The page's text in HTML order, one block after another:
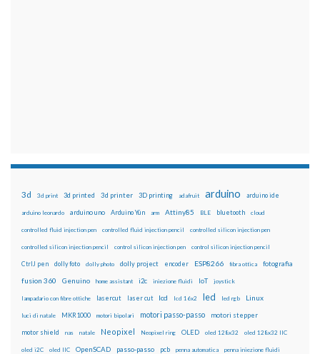
3d 3d print 3d printed 3d printer 3D printing adafruit arduino arduino ide
arduino leonardo arduino uno Arduino Yún arm Attiny85 BLE bluetooth cloud
controlled fluid injection pen controlled fluid injection pencil controlled silicon injection pen
controlled silicon injection pencil control silicon injection pen control silicon injection pencil
CtrlJ pen dolly foto dolly photo dolly project encoder ESP8266 fibra ottica fotografia
fusion 360 Genuino home assistant i2c iniezione fluidi IoT joystick
lampadario con fibre ottiche lasercut laser cut lcd lcd 16x2 led led rgb Linux
luci di natale MKR1000 motori bipolari motori passo-passo motori stepper
motor shield nas natale Neopixel Neopixel ring OLED oled 128x32 oled 128x32 IIC
oled i2C oled IIC OpenSCAD passo-passo pcb penna automatica penna iniezione fluidi